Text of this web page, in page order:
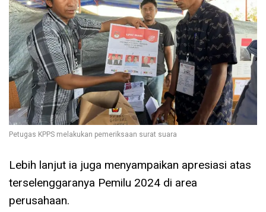
Petugas KPPS melakukan pemeriksaan surat suara
Lebih lanjut ia juga menyampaikan apresiasi atas
terselenggaranya Pemilu 2024 di area
perusahaan.